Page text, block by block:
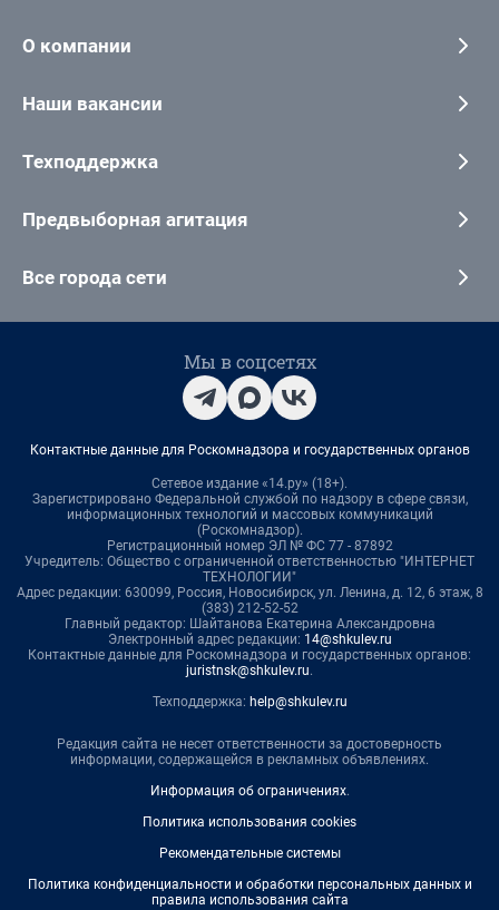
О компании
Наши вакансии
Техподдержка
Предвыборная агитация
Все города сети
Мы в соцсетях
Контактные данные для Роскомнадзора и государственных органов
Сетевое издание «14.ру» (18+).
Зарегистрировано Федеральной службой по надзору в сфере связи,
информационных технологий и массовых коммуникаций
(Роскомнадзор).
Регистрационный номер ЭЛ № ФС 77 - 87892
Учредитель: Общество с ограниченной ответственностью "ИНТЕРНЕТ
ТЕХНОЛОГИИ"
Адрес редакции: 630099, Россия, Новосибирск, ул. Ленина, д. 12, 6 этаж, 8
(383) 212-52-52
Главный редактор: Шайтанова Екатерина Александровна
Электронный адрес редакции: 14@shkulev.ru
Контактные данные для Роскомнадзора и государственных органов:
juristnsk@shkulev.ru.
Техподдержка: help@shkulev.ru
Редакция сайта не несет ответственности за достоверность
информации, содержащейся в рекламных объявлениях.
Информация об ограничениях.
Политика использования cookies
Рекомендательные системы
Политика конфиденциальности и обработки персональных данных и
правила использования сайта